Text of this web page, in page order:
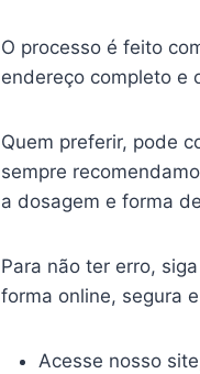
O processo é feito
endereço completo e
Quem preferir, pode
sempre
a dosagem e forma
Para não ter erro,
forma online, segura
Acesse nosso